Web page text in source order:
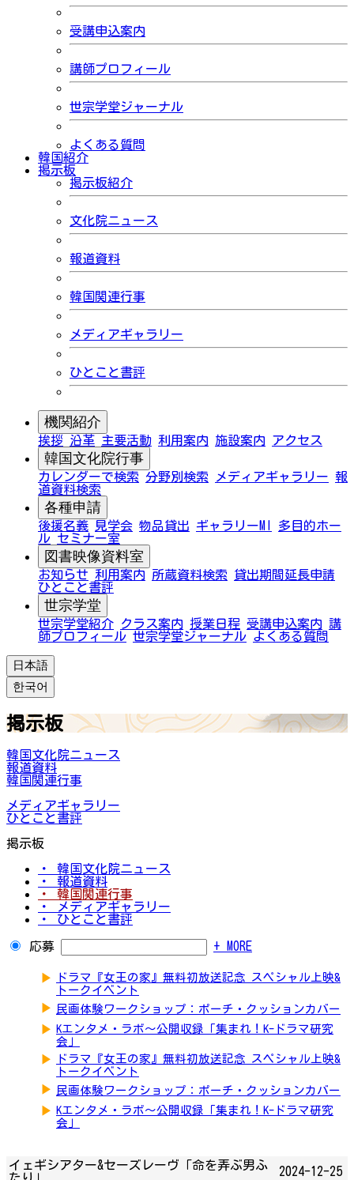
受講申込案内
講師プロフィール
世宗学堂ジャーナル
よくある質問
韓国紹介
掲示板
掲示板紹介
文化院ニュース
報道資料
韓国関連行事
メディアギャラリー
ひとこと書評
機関紹介
挨拶 沿革 主要活動 利用案内 施設案内 アクセス
韓国文化院行事
カレンダーで検索 分野別検索 メディアギャラリー 報
道資料検索
各種申請
後援名義 見学会 物品貸出 ギャラリーMI
多目的ホー
ル セミナー室
図書映像資料室
お知らせ 利用案内 所蔵資料検索
貸出期間延長申請
ひとこと書評
世宗学堂
世宗学堂紹介 クラス案内 授業日程 受講申込案内 講
師プロフィール 世宗学堂ジャーナル よくある質問
日本語
한국어
掲示板
韓国文化院ニュース
報道資料
韓国関連行事
メディアギャラリー
ひとこと書評
掲示板
・ 韓国文化院ニュース
・ 報道資料
・ 韓国関連行事
・ メディアギャラリー
・ ひとこと書評
応募 + MORE
▶
ドラマ『女王の家』無料初放送記念 スペシャル上映&
トークイベント
▶ 民画体験ワークショップ：ポーチ・クッションカバー
▶ Kエンタメ・ラボ～公開収録「集まれ！K-ドラマ研究
会」
▶
ドラマ『女王の家』無料初放送記念 スペシャル上映&
トークイベント
▶ 民画体験ワークショップ：ポーチ・クッションカバー
▶ Kエンタメ・ラボ～公開収録「集まれ！K-ドラマ研究
会」
イェギシアター&セーズレーヴ「命を弄ぶ男ふ
2024-12-25